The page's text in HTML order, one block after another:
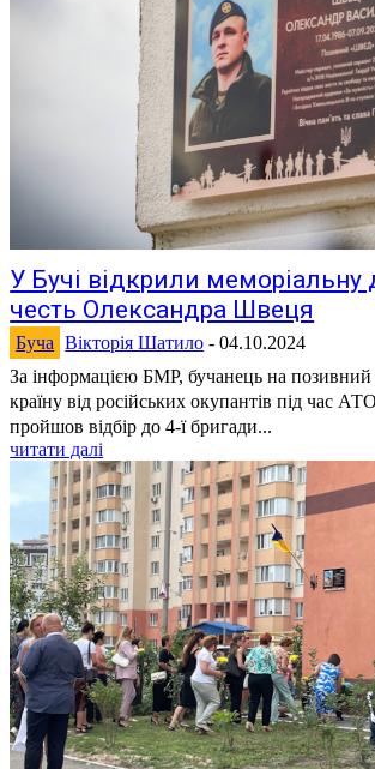
У Бучі відкрили меморіальну
честь Олександра Швеця
Буча Вікторія Шатило - 04.10.2024
За інформацією БМР, бучанець на
країну від російських окупантів під час
пройшов відбір до 4-ї бригади...
читати далі